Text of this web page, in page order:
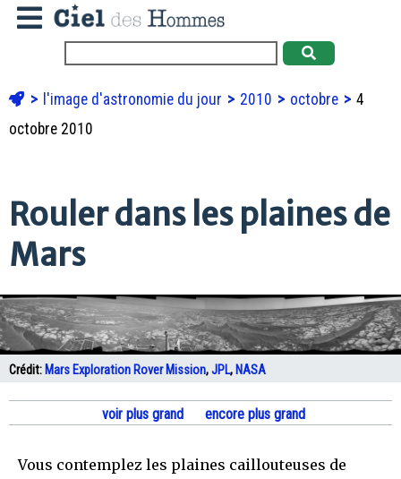
l'image d'astronomie du jour 2010 octobre
4
octobre 2010
Rouler dans les plaines de
Mars
Crédit: Mars Exploration Rover Mission,JPL, NASA
voir plus grand encore plus grand
Vous contemplez les plaines caillouteuses de